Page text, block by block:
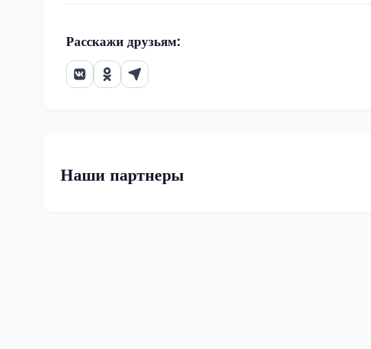
Расскажи друзьям:
Наши партнеры